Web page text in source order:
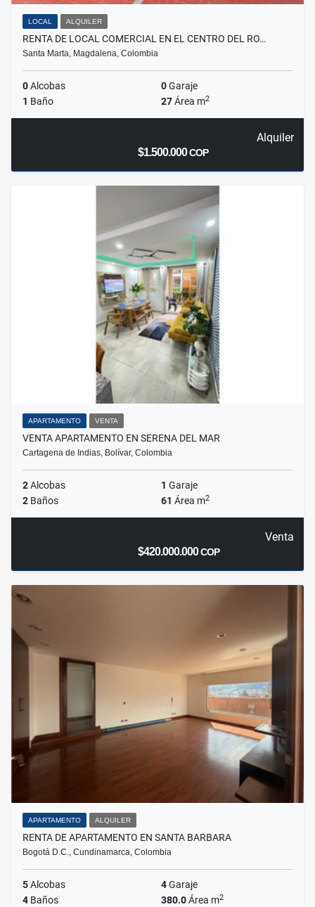
LOCAL ALQUILER
RENTA DE LOCAL COMERCIAL EN EL CENTRO DEL RO…
Santa Marta, Magdalena, Colombia
0Alcobas 0Garaje
1 Baño 27Área m2
Alquiler
$1.500.000COP
APARTAMENTO VENTA
VENTA APARTAMENTO EN SERENA DEL MAR
Cartagena de Indias, Bolívar, Colombia
2Alcobas 1 Garaje
2 Baños 61 Área m2
Venta
$420.000.000COP
APARTAMENTO ALQUILER
RENTA DE APARTAMENTO EN SANTA BARBARA
Bogotá D.C., Cundinamarca, Colombia
5Alcobas 4Garaje
4 Baños 380.0Área m2